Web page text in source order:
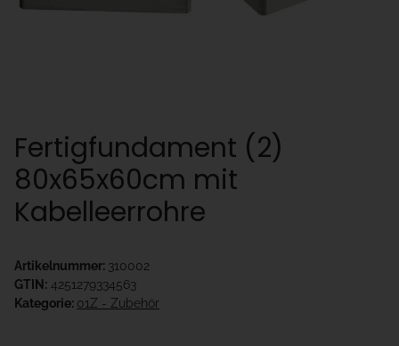
Fertigfundament (2)
80x65x60cm mit
Kabelleerrohre
Artikelnummer: 310002
GTIN: 4251279334563
Kategorie: 01Z - Zubehör